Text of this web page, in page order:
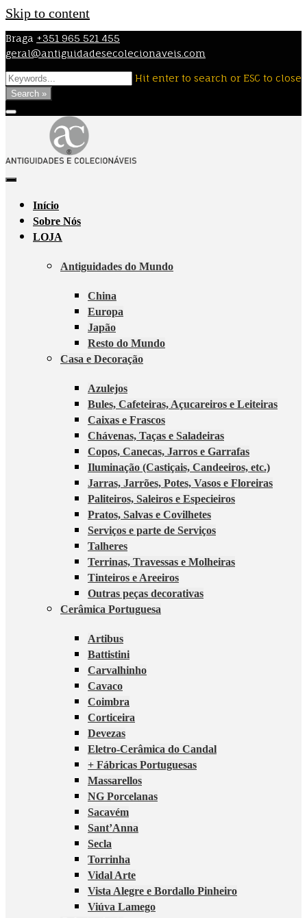
Skip to content
Braga +351 965 521 455
geral@antiguidadesecolecionaveis.com
Hit enter to search or ESC to close
Search »
Início
Sobre Nós
LOJA
Antiguidades do Mundo
China
Europa
Japão
Resto do Mundo
Casa e Decoração
Azulejos
Bules, Cafeteiras, Açucareiros e Leiteiras
Caixas e Frascos
Chávenas, Taças e Saladeiras
Copos, Canecas, Jarros e Garrafas
Iluminação (Castiçais, Candeeiros, etc.)
Jarras, Jarrões, Potes, Vasos e Floreiras
Paliteiros, Saleiros e Especieiros
Pratos, Salvas e Covilhetes
Serviços e parte de Serviços
Talheres
Terrinas, Travessas e Molheiras
Tinteiros e Areeiros
Outras peças decorativas
Cerâmica Portuguesa
Artibus
Battistini
Carvalhinho
Cavaco
Coimbra
Corticeira
Devezas
Eletro-Cerâmica do Candal
+ Fábricas Portuguesas
Massarellos
NG Porcelanas
Sacavém
Sant’Anna
Secla
Torrinha
Vidal Arte
Vista Alegre e Bordallo Pinheiro
Viúva Lamego